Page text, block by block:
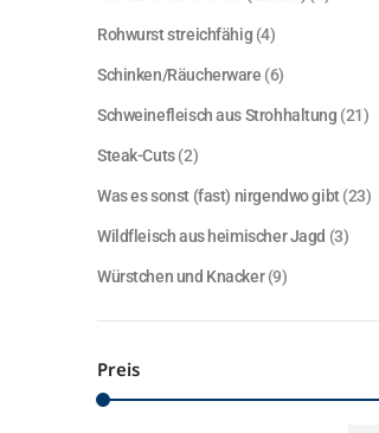
Rohwurst streichfähig (4)
Schinken/Räucherware (6)
Schweinefleisch aus Strohhaltung (21)
Steak-Cuts(2)
Was es sonst (fast) nirgendwo gibt (23)
Wildfleisch aus heimischer Jagd (3)
Würstchen und Knacker (9)
Preis